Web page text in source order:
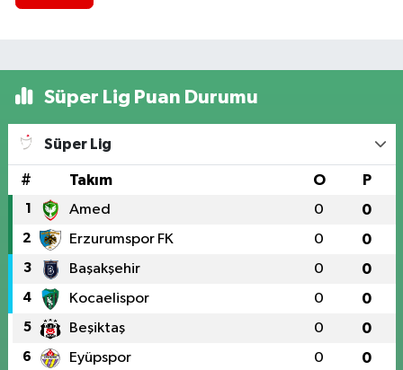
Süper Lig Puan Durumu
Süper Lig
# Takım O P
1 Amed 0 0
2 Erzurumspor FK 0 0
3 Başakşehir 0 0
4 Kocaelispor 0 0
5 Beşiktaş 0 0
6 Eyüpspor 0 0